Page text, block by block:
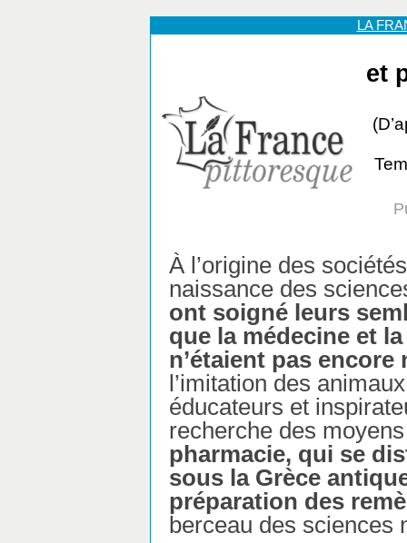
LA
et
À l’origine des
naissance des
ont soigné leurs
que la médecine et
n’étaient pas encore
l’imitation des
éducateurs et
recherche des
pharmacie, qui se
sous la Grèce
préparation des
berceau des sciences